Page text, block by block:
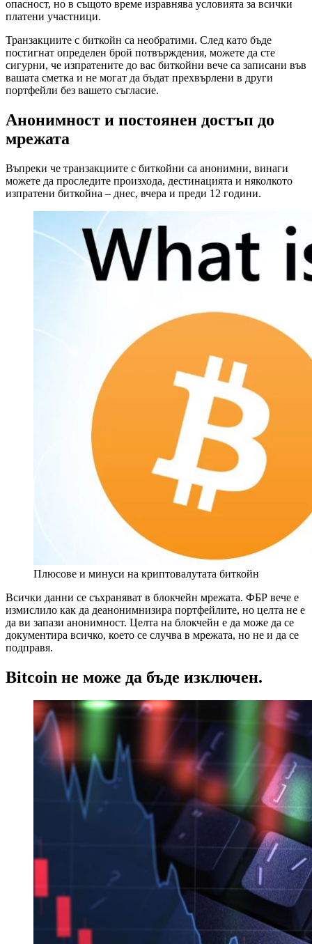
опасност, но в същото време изравнява условията за всички
платени участници.
Транзакциите с биткойн са необратими. След като бъде
постигнат определен брой потвърждения, можете да сте
сигурни, че изпратените до вас биткойни вече са записани във
вашата сметка и не могат да бъдат прехвърлени в други
портфейли без вашето съгласие.
Анонимност и постоянен достъп до
мрежата
Въпреки че транзакциите с биткойни са анонимни, винаги
можете да проследите произхода, дестинацията и няколкото
изпратени биткойна – днес, вчера и преди 12 години.
Плюсове и минуси на криптовалутата биткойн
Всички данни се съхраняват в блокчейн мрежата. ФБР вече е
измислило как да деанонимнизира портфейлите, но целта не е
да ви запази анонимност. Целта на блокчейн е да може да се
документира всичко, което се случва в мрежата, но не и да се
подправя.
Bitcoin не може да бъде изключен.